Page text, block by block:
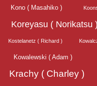
Kono ( Masahiko )
Koreyasu ( Norikatsu )
Kostelanetz ( Richard )
Kowalewski ( Adam )
Krachy ( Charley )